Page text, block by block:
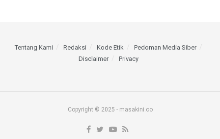
Tentang Kami Redaksi Kode Etik
Pedoman Media Siber
Disclaimer
Privacy
Copyright © 2025 - masakini.co